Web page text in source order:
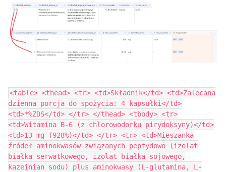
<table> <thead> <tr> <td>Składnik</td> <td>Zalecana
dzienna porcja do spożycia: 4 kapsułki</td>
<td>*%ZDS</td> </tr> </thead> <tbody> <tr>
<td>Witamina B-6 (z chlorowodorku pirydoksyny)</td>
<td>13 mg (928%)</td> </tr> <tr> <td>Mieszanka
źródeł aminokwasów związanych peptydowo (izolat
białka serwatkowego, izolat białka sojowego,
kazeinian sodu) plus aminokwasy (L-glutamina, L-